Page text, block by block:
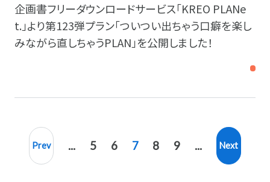
企画書フリーダウンロードサービス「KREO PLANe
t.」より第123弾プラン「ついつい出ちゃう口癖を楽し
みながら直しちゃうPLAN」を公開しました！
Prev ... 5 6 7 8 9 ... Next